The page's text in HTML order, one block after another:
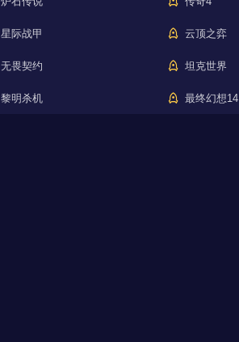
星际战甲 云顶之弈
无畏契约 坦克世界
黎明杀机 最终幻想14